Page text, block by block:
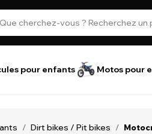
pour enfants Motos pour
/ Dirt bikes / Pit bikes /